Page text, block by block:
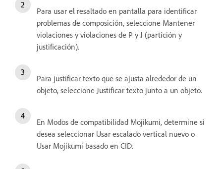
Para usar el resaltado en pantalla para identificar
problemas de composición, seleccione Mantener
violaciones y violaciones de P y J (partición y
justificación).
Para justificar texto que se ajusta alrededor de un
objeto, seleccione Justificar texto junto a un objeto.
En Modos de compatibilidad Mojikumi, determine si
desea seleccionar Usar escalado vertical nuevo o
Usar Mojikumi basado en CID.